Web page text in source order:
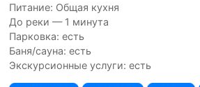
Питание: Общая кухня
До реки — 1 минута
Парковка: есть
Баня/сауна: есть
Экскурсионные услуги: есть